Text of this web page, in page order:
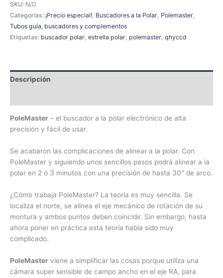
SKU: N/D
Categorías: ¡Precio especial!, Buscadores a la Polar, Polemaster,
Tubos guía, buscadores y complementos
Etiquetas: buscador polar, estrella polar, polemaster, qhyccd
Descripción
PoleMaster – el buscador a la polar electrónico de alta
precisión y fácil de usar.
Se acabaron las complicaciones de alinear a la polar. Con
PoleMaster y siguiendo unos sencillos pasos podrá alinear a la
polar en 2 ó 3 minutos con una precisión de hasta 30″ de arco.
¿Cómo trabaja PoleMaster? La teoría es muy sencilla. Se
localiza el norte, se alinea el eje mecánico de rotación de su
montura y ambos puntos deben coincidir. Sin embargo, hasta
ahora poner en práctica esta teoría había sido muy
complicado.
PoleMaster viene a simplificar las cosas porque utiliza una
cámara super sensible de campo ancho en el eje RA, para